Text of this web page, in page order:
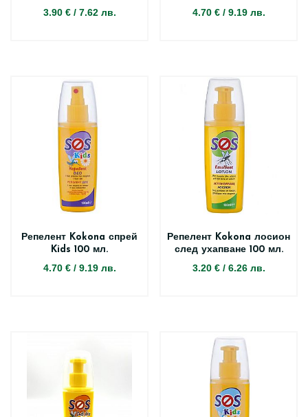
3.90 €/ 7.62 лв. 4.70 €/ 9.19 лв.
Репелент Kokona спрей
Kids 100 мл.
4.70 €/ 9.19 лв.
Репелент Kokona лосион
след ухапване 100 мл.
3.20 €/ 6.26 лв.